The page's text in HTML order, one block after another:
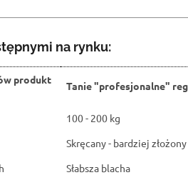
na rynku:
produkt
Tanie "profesjonalne"
100 - 200 kg
Skręcany - bardziej złożony
Słabsza blacha